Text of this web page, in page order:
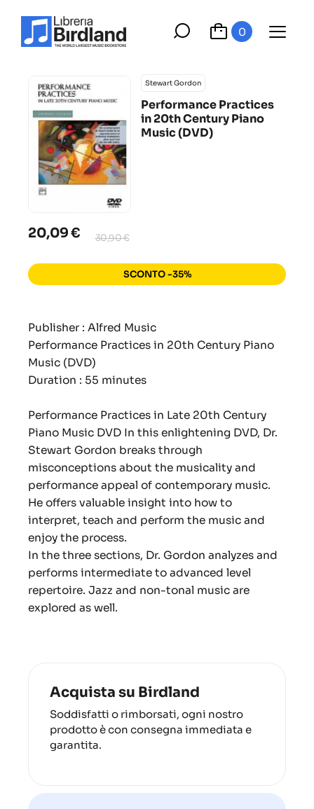
0
Stewart Gordon
Performance Practices
in 20th Century Piano
Music (DVD)
20,09 € 30,90 €
SCONTO -35%
Publisher : Alfred Music
Performance Practices in 20th Century Piano
Music (DVD)
Duration : 55 minutes
Performance Practices in Late 20th Century
Piano Music DVD In this enlightening DVD, Dr.
Stewart Gordon breaks through
misconceptions about the musicality and
performance appeal of contemporary music.
He offers valuable insight into how to
interpret, teach and perform the music and
enjoy the process.
In the three sections, Dr. Gordon analyzes and
performs intermediate to advanced level
repertoire. Jazz and non-tonal music are
explored as well.
Acquista su Birdland
Soddisfatti o rimborsati, ogni nostro
prodotto è con consegna immediata e
garantita.